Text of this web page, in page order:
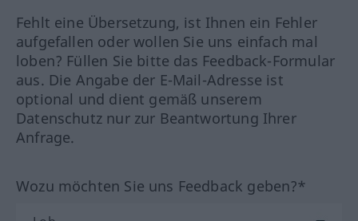
Fehlt eine Übersetzung, ist Ihnen ein Fehler
aufgefallen oder wollen Sie uns einfach mal
loben? Füllen Sie bitte das Feedback-Formular
aus. Die Angabe der E-Mail-Adresse ist
optional und dient gemäß unserem
Datenschutz nur zur Beantwortung Ihrer
Anfrage.
Wozu möchten Sie uns Feedback geben?*